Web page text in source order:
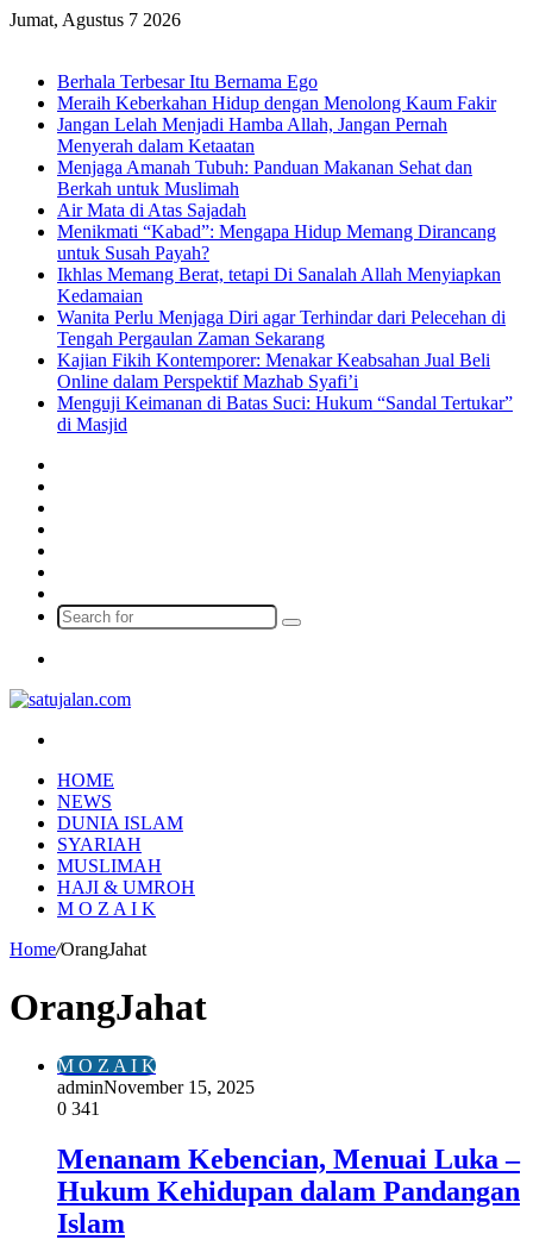
Jumat, Agustus 7 2026
Berhala Terbesar Itu Bernama Ego
Meraih Keberkahan Hidup dengan Menolong Kaum Fakir
Jangan Lelah Menjadi Hamba Allah, Jangan Pernah
Menyerah dalam Ketaatan
Menjaga Amanah Tubuh: Panduan Makanan Sehat dan
Berkah untuk Muslimah
Air Mata di Atas Sajadah
Menikmati “Kabad”: Mengapa Hidup Memang Dirancang
untuk Susah Payah?
Ikhlas Memang Berat, tetapi Di Sanalah Allah Menyiapkan
Kedamaian
Wanita Perlu Menjaga Diri agar Terhindar dari Pelecehan di
Tengah Pergaulan Zaman Sekarang
Kajian Fikih Kontemporer: Menakar Keabsahan Jual Beli
Online dalam Perspektif Mazhab Syafi’i
Menguji Keimanan di Batas Suci: Hukum “Sandal Tertukar”
di Masjid
Search
HOME
NEWS
DUNIA ISLAM
SYARIAH
MUSLIMAH
HAJI & UMROH
M O Z A I K
Home/OrangJahat
OrangJahat
M O Z A I K
adminNovember 15, 2025
0 341
Menanam Kebencian, Menuai Luka –
Hukum Kehidupan dalam Pandangan
Islam